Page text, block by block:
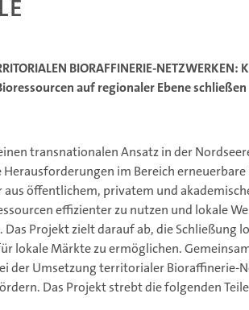
BIORAFFINERIE-
auf regionaler Ebene schließen
transnationalen Ansatz in der
im Bereich
aus öffentlichem, privatem und
effizienter zu nutzen und lokale
Projekt zielt darauf ab, die Schließung
lokale Märkte zu ermöglichen. Gemeinsam
der Umsetzung territorialer Bioraffinerie-
Das Projekt strebt die folgenden